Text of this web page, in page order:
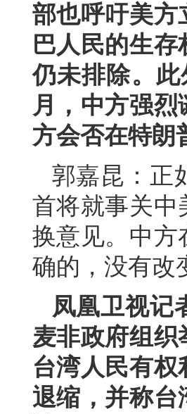
部也呼吁美方
巴人民的生
仍未排除。
月，中方强
方会否在特朗
郭嘉昆：正
首将就事关中
换意见。中方
确的，没有改
凤凰卫视记
麦非政府组织
台湾人民有
退缩，并称台